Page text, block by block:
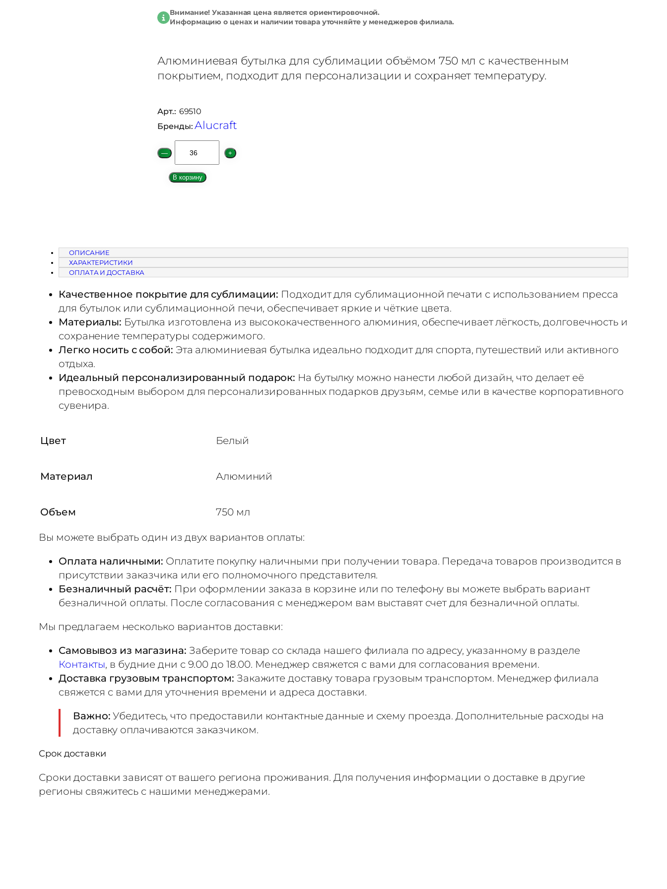
Внимание! Указанная цена является ориентировочной.
Информацию о ценах и наличии товара уточняйте у менеджеров филиала.
Алюминиевая бутылка для сублимации объёмом 750 мл с качественным
покрытием, подходит для персонализации и сохраняет температуру.
Арт.: 69510
Бренды:Alucraft
К
о
т
в
о
т
о
в
а
р
Б
с
б
л
и
м
а
и
ю
7
5
0
м
л
ю
— +
В корзину
ОПИСАНИЕ
ХАРАКТЕРИСТИКИ
ОПЛАТА И ДОСТАВКА
Качественное покрытие для сублимации: Подходит для сублимационной печати с использованием пресса
для бутылок или сублимационной печи, обеспечивает яркие и чёткие цвета.
Материалы: Бутылка изготовлена из высококачественного алюминия, обеспечивает лёгкость, долговечность и
сохранение температуры содержимого.
Легко носить с собой: Эта алюминиевая бутылка идеально подходит для спорта, путешествий или активного
отдыха.
Идеальный персонализированный подарок: На бутылку можно нанести любой дизайн, что делает её
превосходным выбором для персонализированных подарков друзьям, семье или в качестве корпоративного
сувенира.
Цвет Белый
Материал Алюминий
Объем 750 мл
Вы можете выбрать один из двух вариантов оплаты:
Оплата наличными: Оплатите покупку наличными при получении товара. Передача товаров производится в
присутствии заказчика или его полномочного представителя.
Безналичный расчёт: При оформлении заказа в корзине или по телефону вы можете выбрать вариант
безналичной оплаты. После согласования с менеджером вам выставят счет для безналичной оплаты.
Мы предлагаем несколько вариантов доставки:
Самовывоз из магазина: Заберите товар со склада нашего филиала по адресу, указанному в разделе
Контакты, в будние дни с 9.00 до 18.00. Менеджер свяжется с вами для согласования времени.
Доставка грузовым транспортом: Закажите доставку товара грузовым транспортом. Менеджер филиала
свяжется с вами для уточнения времени и адреса доставки.
Важно: Убедитесь, что предоставили контактные данные и схему проезда. Дополнительные расходы на
доставку оплачиваются заказчиком.
Срок доставки
Сроки доставки зависят от вашего региона проживания. Для получения информации о доставке в другие
регионы свяжитесь с нашими менеджерами.